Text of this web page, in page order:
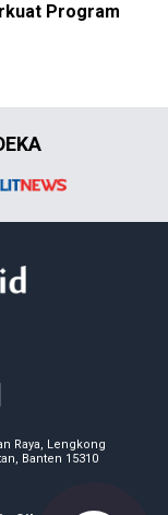
Program
Raya, Lengkong
Banten 15310